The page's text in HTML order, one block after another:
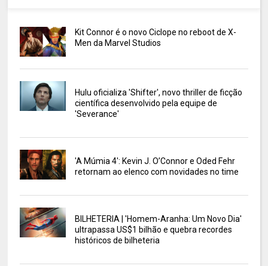
Kit Connor é o novo Ciclope no reboot de X-
Men da Marvel Studios
Hulu oficializa 'Shifter', novo thriller de ficção
científica desenvolvido pela equipe de
'Severance'
'A Múmia 4': Kevin J. O’Connor e Oded Fehr
retornam ao elenco com novidades no time
BILHETERIA | 'Homem-Aranha: Um Novo Dia'
ultrapassa US$1 bilhão e quebra recordes
históricos de bilheteria